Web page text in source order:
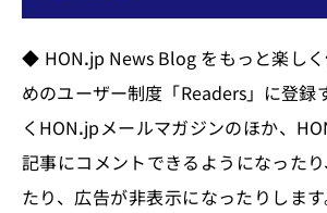
◆ HONꓸjp News Blog をもっと楽し
めのユーザー制度「Readers」に登録
くHONꓸjpメールマガジンのほか、
記事にコメントできるようになった
たり、広告が非表示になったりします